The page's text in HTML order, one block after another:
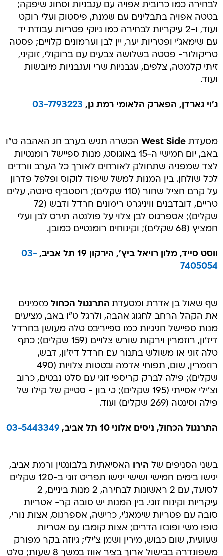
לבחירה כמו כרובית אפויה עם עגבניות וסחוג שיפקה;
בטטה אפויה בתבלינים עם שמנת, פיסטוק ועלי רוקט
ועוד, ו-2 עיקריות לבחירה כמו ניוקי פטריות עבודת יד
עם שימאג'י ופטריות יער, יין לבן וערמונים קלויים; פסטה
טריקולור- פסטה בשלושה צבעים עם ברוקולי, זוקיני,
זיתי קלמטה, צלפים, עגבניות שרי ועגבניות מיובשות
ועוד.
ג'וי גארדן, הפארק הלאומי רמת גן, 03-7793223
מסעדתWest Side הכשרה תגיש בערב חג האהבה ט"ו
באב, יום חמישי ה-15 באוגוסט, מנות ספיישל רומנטיות
לצד שמפניה שתחולק לאורחים לאורך כל הערב וורדים
לכל שולחן. בין המנות למשל שיפוד לוקוס ופלפל פדרון
על קרם חציל שחור (110 שקלים); רוסטביף סינטה, עלים
טריים, דובדבנים וויניגרט רימונים חרדל ודבש (72
שקלים); אספרגוס לבן צלוי על פולנטה תירס לבן ועלי
חמציץ (68 שקלים); וקינוחים רומנטיים כמובן.
ווסט סייד, מלון רויאל ביץ', הירקון 19 תל אביב,
03-
7405054
שף שאול בן אדרת ומסעדת התרנגול הכחול מזמינים
את הקהל הרחב לחגוג אהבה, ולרגל ט"ו באב, מציעים
מנות ספיישל חגיגיות כמו ספייריבס טלה מעושן בחרדל
דיז'ון, רוזמרין וירקות שורש צלויים (159 שקלים); כתף
טלה זוגי או משולש בתנור עם חרדל דיז'ון, דבש,
רוזמרין, שום, תפוחי אדמה ובטטות צלויות (490
שקלים); פילה לברק קריספי זוגי עם סלט נבטים, כרוב
וצ'ילי אסייתי (195 שקלים); טי בון - סטייק של קילו של
פילה וסינטה (269 שקלים) ועוד.
התרנגול הכחול, ניסים אלוני 10 תל אביב, 03-5443349
בשני הסניפים של הירו האסיאתית בלבונטין ורמת אביב,
יגישו בימים חמישי ושישי יגישו תפריט זוגי ב-120 שקלים
לסועד, עם 2 ראשונות לבחירה, 2 מנות ביניים, 2
עיקריות וקינוח זוגי. בין המנות יש סובה קר- אטריות
סובה עם פטריות שימאג'י, כרישה, אספרגוס, אצות נורי,
טופו משי ופונזו הדרים; אצות קומבו עם אטריות
שעועית, שום כבוש, מירין ושמן צ'ילי; גיוזה בקר מפורק
משפונדרה בבישול ארוך בציר אווז במשך 8 שעות; סלט